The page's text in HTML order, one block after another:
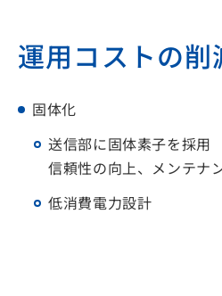
運用コストの削
固体化
送信部に固体素子を採用
信頼性の向上、メンテナ
低消費電力設計